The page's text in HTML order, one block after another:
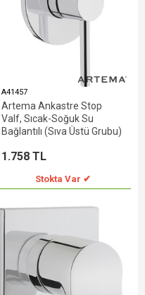
A41457
Artema Ankastre Stop
Valf, Sıcak-Soğuk Su
Bağlantılı (Sıva Üstü Grubu)
1.758 TL
Stokta Var ✔